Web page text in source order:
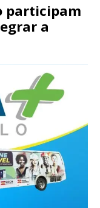
participam
a